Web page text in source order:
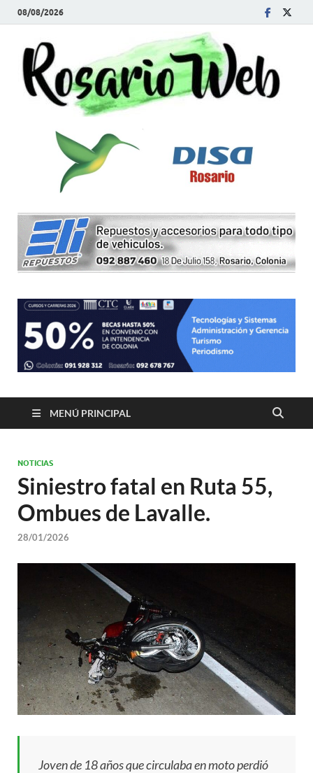
08/08/2026
MENÚ PRINCIPAL
NOTICIAS
Siniestro fatal en Ruta 55,
Ombues de Lavalle.
28/01/2026
Joven de 18 años que circulaba en moto perdió